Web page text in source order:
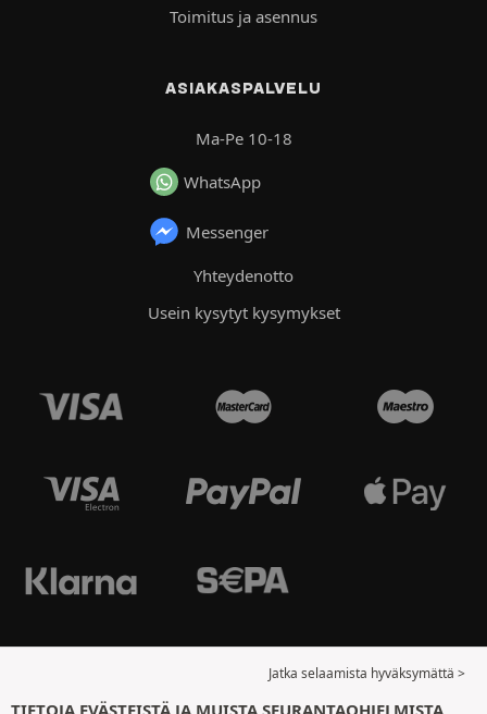
Toimitus ja asennus
ASIAKASPALVELU
Ma-Pe 10-18
WhatsApp
Messenger
Yhteydenotto
Usein kysytyt kysymykset
Jatka selaamista hyväksymättä >
TIETOJA EVÄSTEISTÄ JA MUISTA SEURANTAOHJELMISTA